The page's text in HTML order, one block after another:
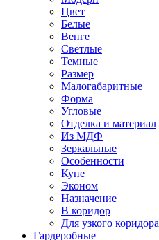
Цвет
Белые
Венге
Светлые
Темные
Размер
Малогабаритные
Форма
Угловые
Отделка и материал
Из МДФ
Зеркальные
Особенности
Купе
Эконом
Назначение
В коридор
Для узкого коридора
Гардеробные